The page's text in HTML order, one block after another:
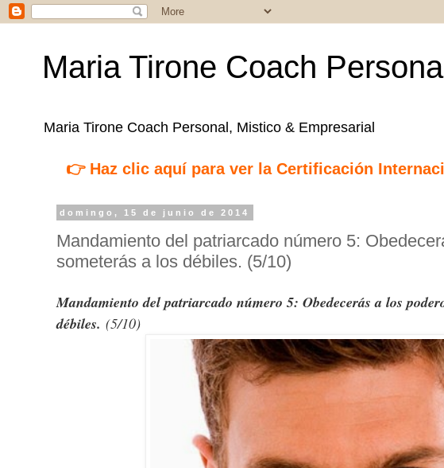
Maria Tirone Coach
Maria Tirone Coach Personal, Mistico & Empresarial
👉 Haz clic aquí para ver la Certificación
domingo, 15 de junio de 2014
Mandamiento del patriarcado número 5:
someterás a los débiles. (5/10)
Mandamiento del patriarcado número 5: Obedecerás a los
débiles. (5/10)